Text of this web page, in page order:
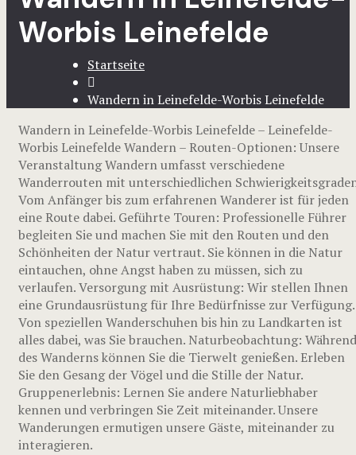
Worbis Leinefelde
Startseite
Wandern in Leinefelde-Worbis Leinefelde
Wandern in Leinefelde-Worbis Leinefelde – Leinefelde-
Worbis Leinefelde Wandern – Routen-Optionen: Unsere
Veranstaltung Wandern umfasst verschiedene
Wanderrouten mit unterschiedlichen
Vom Anfänger bis zum erfahrenen Wanderer ist für jeden
eine Route dabei. Geführte Touren: Professionelle Führer
begleiten Sie und machen Sie mit den Routen und den
Schönheiten der Natur vertraut. Sie können in die Natur
eintauchen, ohne Angst haben zu müssen, sich zu
verlaufen. Versorgung mit Ausrüstung: Wir stellen Ihnen
eine Grundausrüstung für Ihre Bedürfnisse zur Verfügung.
Von speziellen Wanderschuhen bis hin zu Landkarten ist
alles dabei, was Sie brauchen. Naturbeobachtung: Während
des Wanderns können Sie die Tierwelt genießen. Erleben
Sie den Gesang der Vögel und die Stille der Natur.
Gruppenerlebnis: Lernen Sie andere Naturliebhaber
kennen und verbringen Sie Zeit miteinander. Unsere
Wanderungen ermutigen unsere Gäste, miteinander zu
interagieren.